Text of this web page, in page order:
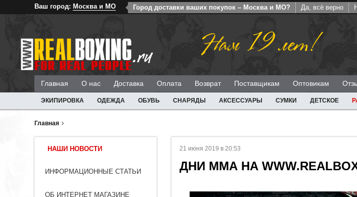
Ваш город: Москва и МО Город доставки ваших покупок – Москва и МО? Да, всё верно
Нам 19 лет!
Главная О нас Доставка Оплата Возврат Поставщикам Оптовикам
ЭКИПИРОВКА ОДЕЖДА ОБУВЬ СНАРЯДЫ АКСЕССУАРЫ СУМКИ ДЕТСКОЕ
Главная
НАШИ НОВОСТИ
ИНФОРМАЦИОННЫЕ СТАТЬИ
ОБ ИНТЕРНЕТ МАГАЗИНЕ
21 июня 2019 в 20:53
ДНИ ММА НА